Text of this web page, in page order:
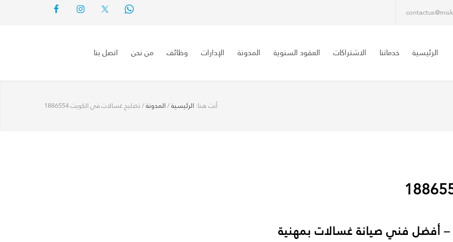
الرئيسية خدماتنا الاشتراكات العقود السنوية المدونة الإدارات وظائف من نحن اتصل بنا
أنت هنا: الرئيسية/المدونة/تصليح غسالات في الكويت 1886554
1886554 – أفضل فني صيانة غسالات بمهنية